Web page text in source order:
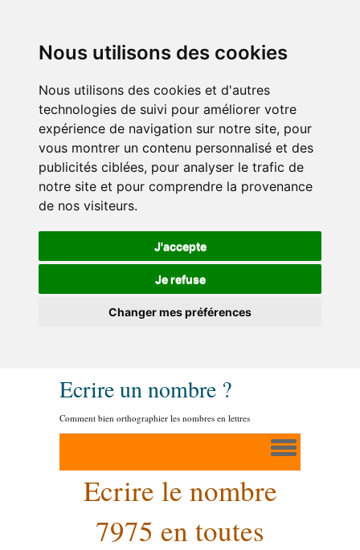
Nous utilisons des cookies
Nous utilisons des cookies et d'autres
technologies de suivi pour améliorer votre
expérience de navigation sur notre site, pour
vous montrer un contenu personnalisé et des
publicités ciblées, pour analyser le trafic de
notre site et pour comprendre la provenance
de nos visiteurs.
J'accepte
Je refuse
Changer mes préférences
Ecrire un nombre ?
Comment bien orthographier les nombres en lettres
Ecrire le nombre
7975 en toutes